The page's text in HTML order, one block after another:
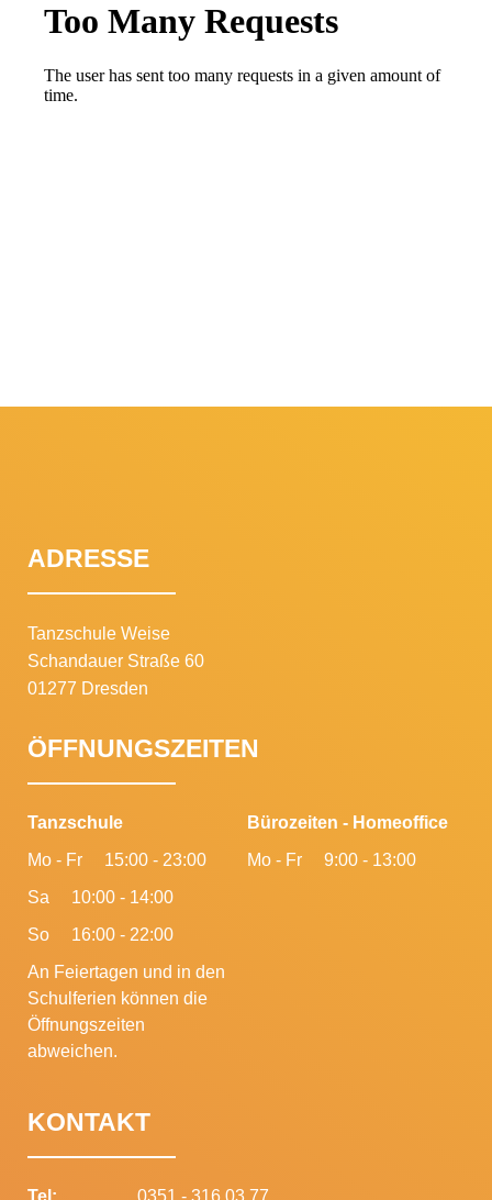
ADRESSE
Tanzschule Weise
Schandauer Straße 60
01277 Dresden
ÖFFNUNGSZEITEN
Tanzschule
Mo - Fr
15:00 - 23:00
Sa
10:00 - 14:00
So
16:00 - 22:00
An Feiertagen und in den
Schulferien können die
Öffnungszeiten
abweichen.
Bürozeiten - Homeoffice
Mo - Fr
9:00 - 13:00
KONTAKT
Tel: 0351 - 316 03 77